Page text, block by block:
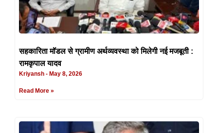
सहकारिता मॉडल से ग्रामीण अर्थव्यवस्था को मिलेगी नई मजबूती :
रामकृपाल यादव
Kriyansh May 8, 2026
Read More »